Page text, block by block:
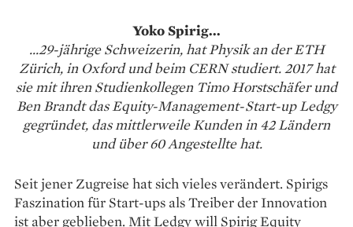
Yoko Spirig...
...29-jährige Schweizerin, hat Physik an der ETH
Zürich, in Oxford und beim CERN studiert. 2017 hat
sie mit ihren Studienkollegen Timo Horstschäfer und
Ben Brandt das Equity-Management-Start-up Ledgy
gegründet, das mittlerweile Kunden in 42 Ländern
und über 60 Angestellte hat.
Seit jener Zugreise hat sich vieles verändert. Spirigs
Faszination für Start-ups als Treiber der Innovation
ist aber geblieben. Mit Ledgy will Spirig Equity